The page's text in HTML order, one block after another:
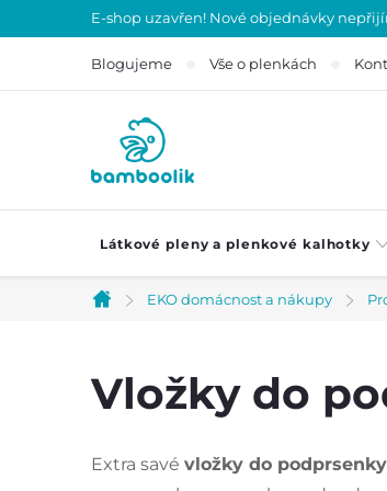
na
E-shop uzavřen! Nové objednávky
Blogujeme Vše o plenkách
Látkové pleny a plenkové kalhotky
Domů
EKO domácnost a nákupy
Vložky do
Extra savé vložky do podprsenky